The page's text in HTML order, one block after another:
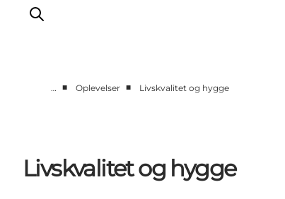
Byer og steder
Planlæg ferien
… ■ Oplevelser ■ Livskvalitet og hygge
Livskvalitet og hygge